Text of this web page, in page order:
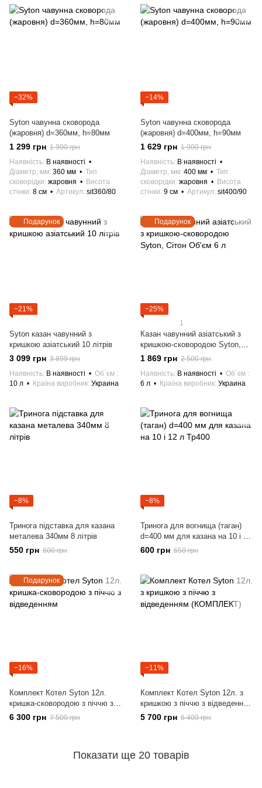
−32%
Syton чавунна сковорода
(жаровня) d=360мм, h=80мм
1 299 грн 1 900 грн
Наявність В наявності
Діаметр, мм 360 мм
Тип
сковорідки жаровня
Висота
стінки 8 см Артикул sit360/80
−14%
Syton чавунна сковорода
(жаровня) d=400мм, h=90мм
1 629 грн 1 900 грн
Наявність В наявності
Діаметр, мм 400 мм
Тип
сковорідки жаровня
Висота
стінки 9 см Артикул sit400/90
Подарунок
−21%
Syton казан чавунний з
кришкою азіатський 10 літрів
3 099 грн 3 899 грн
Наявність В наявності
Об`єм
10 л
Країна виробник Украина
Подарунок
−25%
1
Казан чавунний азіатський з
кришкою-сковородою Syton,
Сітон Об'єм 6 л
1 869 грн 2 500 грн
Наявність В наявності
Об`єм
6 л
Країна виробник Украина
−8%
Тринога підставка для казана
металева 340мм 8 літрів
550 грн 600 грн
−8%
Тринога для вогнища (таган)
d=400 мм для казана на 10 і 12
л Тр400
600 грн 650 грн
Подарунок
−16%
Комплект Котел Syton 12л.
кришка-сковородою з піччю з
відведенням
6 300 грн 7 500 грн
−11%
Комплект Котел Syton 12л. з
кришкою з піччю з відведенням
(КОМПЛЕКТ)
5 700 грн 6 400 грн
Показати ще 20 товарів